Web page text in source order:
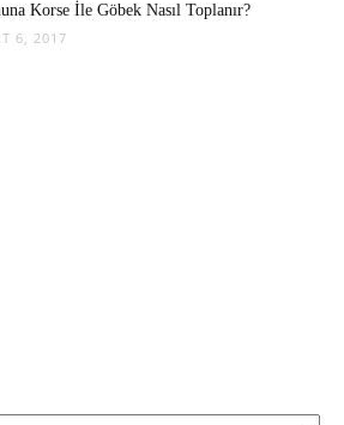
Korse İle Göbek Nasıl Toplanır?
6, 2017